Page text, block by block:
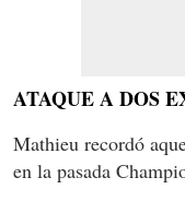
ATAQUE A DOS
Mathieu recordó
en la pasada